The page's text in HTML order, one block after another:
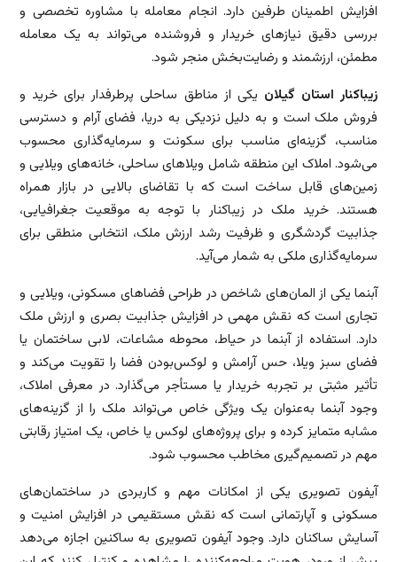
افزایش اطمینان طرفین دارد. انجام معامله با مشاوره تخصصی و
بررسی دقیق نیازهای خریدار و فروشنده می‌تواند به یک معامله
مطمئن، ارزشمند و رضایت‌بخش منجر شود.
زیباکنار استان گیلان یکی از مناطق ساحلی پرطرفدار برای خرید و
فروش ملک است و به دلیل نزدیکی به دریا، فضای آرام و دسترسی
مناسب، گزینه‌ای مناسب برای سکونت و سرمایه‌گذاری محسوب
می‌شود. املاک این منطقه شامل ویلاهای ساحلی، خانه‌های ویلایی و
زمین‌های قابل ساخت است که با تقاضای بالایی در بازار همراه
هستند. خرید ملک در زیباکنار با توجه به موقعیت جغرافیایی،
جذابیت گردشگری و ظرفیت رشد ارزش ملک، انتخابی منطقی برای
سرمایه‌گذاری ملکی به شمار می‌آید.
آبنما یکی از المان‌های شاخص در طراحی فضاهای مسکونی، ویلایی و
تجاری است که نقش مهمی در افزایش جذابیت بصری و ارزش ملک
دارد. استفاده از آبنما در حیاط، محوطه مشاعات، لابی ساختمان یا
فضای سبز ویلا، حس آرامش و لوکس‌بودن فضا را تقویت می‌کند و
تأثیر مثبتی بر تجربه خریدار یا مستأجر می‌گذارد. در معرفی املاک،
وجود آبنما به‌عنوان یک ویژگی خاص می‌تواند ملک را از گزینه‌های
مشابه متمایز کرده و برای پروژه‌های لوکس یا خاص، یک امتیاز رقابتی
مهم در تصمیم‌گیری مخاطب محسوب شود.
آیفون تصویری یکی از امکانات مهم و کاربردی در ساختمان‌های
مسکونی و آپارتمانی است که نقش مستقیمی در افزایش امنیت و
آسایش ساکنان دارد. وجود آیفون تصویری به ساکنین اجازه می‌دهد